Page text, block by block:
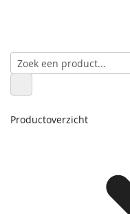
Productoverzicht